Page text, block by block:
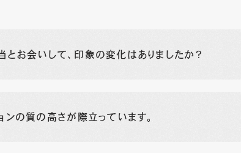
とお会いして、印象の変化はありましたか？
ンの質の高さが際立っています。